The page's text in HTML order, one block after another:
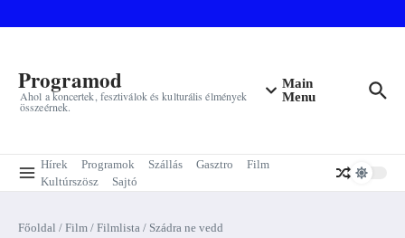
Programod
Ahol a koncertek, fesztiválok és kulturális élmények
összeérnek.
Main
Menu
Hírek Programok Szállás Gasztro
Film
Kultúrszösz
Sajtó
Főoldal / Film / Filmlista / Szádra ne vedd